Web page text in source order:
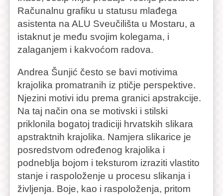
Računalnu grafiku u statusu mlađega
asistenta na ALU Sveučilišta u Mostaru, a
istaknut je među svojim kolegama, i
zalaganjem i kakvoćom radova.
Andrea Šunjić često se bavi motivima
krajolika promatranih iz ptičje perspektive.
Njezini motivi idu prema granici apstrakcije.
Na taj način ona se motivski i stilski
priklonila bogatoj tradiciji hrvatskih slikara
apstraktnih krajolika. Namjera slikarice je
posredstvom određenog krajolika i
podneblja bojom i teksturom izraziti vlastito
stanje i raspoloženje u procesu slikanja i
življenja. Boje, kao i raspoloženja, pritom